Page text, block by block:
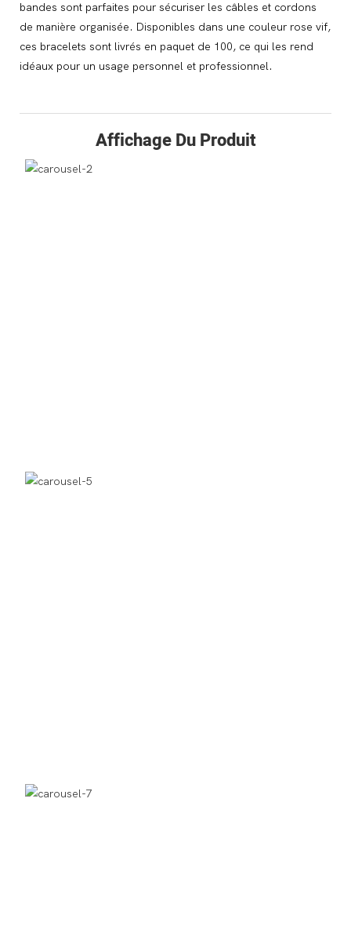
bandes sont parfaites pour sécuriser les câbles et cordons
de manière organisée. Disponibles dans une couleur rose vif,
ces bracelets sont livrés en paquet de 100, ce qui les rend
idéaux pour un usage personnel et professionnel.
Affichage Du Produit